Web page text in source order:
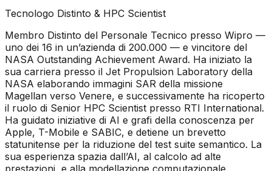
Tecnologo Distinto & HPC Scientist
Membro Distinto del Personale Tecnico presso Wipro —
uno dei 16 in un’azienda di 200.000 — e vincitore del
NASA Outstanding Achievement Award. Ha iniziato la
sua carriera presso il Jet Propulsion Laboratory della
NASA elaborando immagini SAR della missione
Magellan verso Venere, e successivamente ha ricoperto
il ruolo di Senior HPC Scientist presso RTI International.
Ha guidato iniziative di AI e grafi della conoscenza per
Apple, T-Mobile e SABIC, e detiene un brevetto
statunitense per la riduzione del test suite semantico. La
sua esperienza spazia dall’AI, al calcolo ad alte
prestazioni, e alla modellazione computazionale.